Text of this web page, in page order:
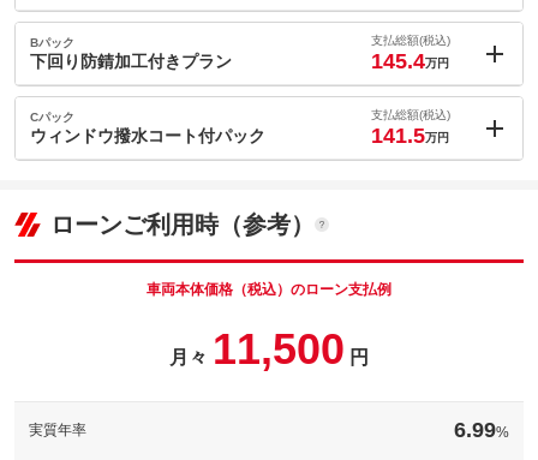
内：オプシ
ョン価格
(税込)
車両本体価
132万円
このパックの見積もり依頼（無料）
Bパック
下回り防錆加工付きプラン
支払総額(税込)
145.4万円
内：オプシ
ョン価格
(税込)
車両本体価
パック内容
Cパック
ウィンドウ撥水コート付パック
支払総額(税込)
141.5万円
車両本体価
132
ローンご利用時（参考）
車両本体価格（税込）のローン支払例
月々 11,500 円
実質年率 6.99%